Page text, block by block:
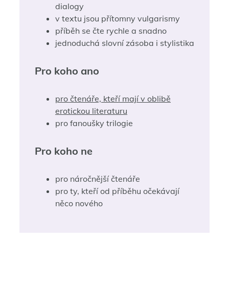
dialogy
v textu jsou přítomny vulgarismy
příběh se čte rychle a snadno
jednoduchá slovní zásoba i stylistika
Pro koho ano
pro čtenáře, kteří mají v oblibě
erotickou literaturu
pro fanoušky trilogie
Pro koho ne
pro náročnější čtenáře
pro ty, kteří od příběhu očekávají
něco nového